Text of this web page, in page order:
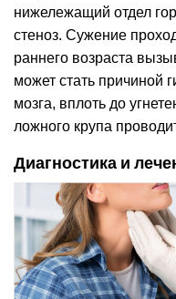
нижележащий отдел
стеноз. Сужение
раннего возраста
может стать причиной
мозга, вплоть до
ложного крупа
Диагностика и